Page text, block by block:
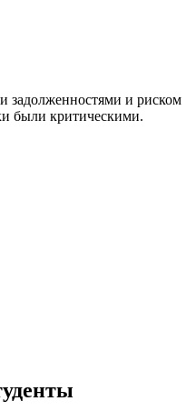
задолженностями и риском
были критическими.